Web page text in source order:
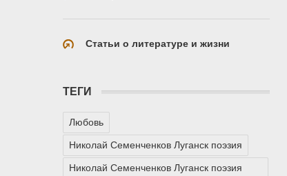
Статьи о литературе и жизни
ТЕГИ
Любовь
Николай Семенченков Луганск поэзия
Николай Семенченков Луганск поэзия